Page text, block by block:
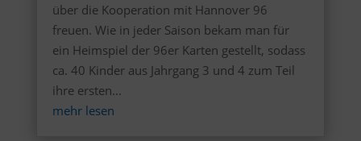
über die Kooperation mit Hannover 96
freuen. Wie in jeder Saison bekam man für
ein Heimspiel der 96er Karten gestellt, sodass
ca. 40 Kinder aus Jahrgang 3 und 4 zum Teil
ihre ersten...
mehr lesen